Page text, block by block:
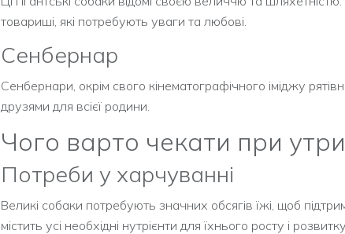
товариші, які потребують уваги та любові.
Сенбернар
Сенбернари, окрім свого кінематографічного іміджу
друзями для всієї родини.
Чого варто чекати при
Потреби у харчуванні
Великі собаки потребують значних обсягів їжі, щоб
містить усі необхідні нутрієнти для їхнього росту і